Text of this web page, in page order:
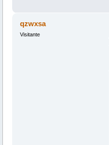
qzwxsa
Visitante